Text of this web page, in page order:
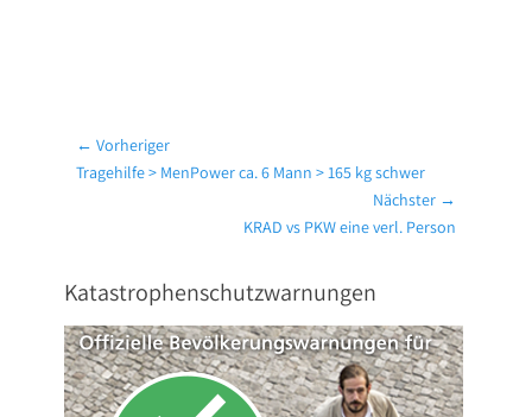
Beitragsnavigation
← Vorheriger
Vorheriger
Tragehilfe > MenPower ca. 6 Mann > 165 kg schwer
Nächster →
KRAD vs PKW eine verl. Person
Katastrophenschutzwarnungen